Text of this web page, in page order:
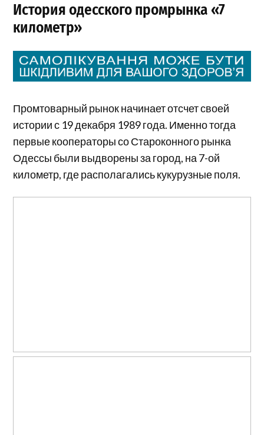
История одесского промрынка «7
километр»
Промтоварный рынок начинает отсчет своей
истории с 19 декабря 1989 года. Именно тогда
первые кооператоры со Староконного рынка
Одессы были выдворены за город, на 7-ой
километр, где располагались кукурузные поля.